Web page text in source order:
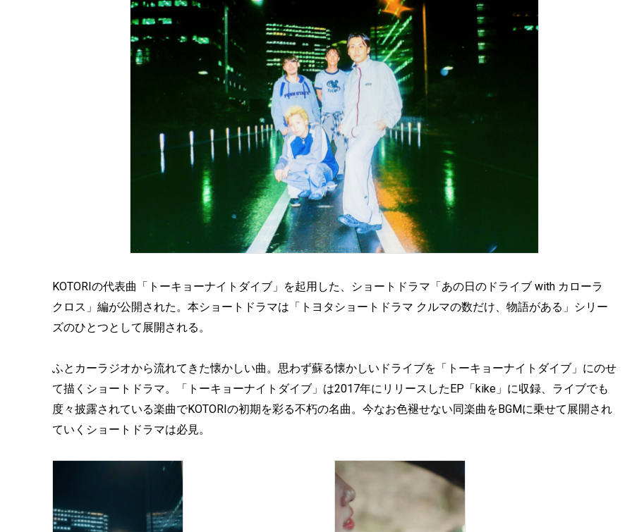
KOTORIの代表曲「トーキョーナイトダイブ」を起用した、ショートドラマ「あの日のドライブ with カローラ
クロス」編が公開された。本ショートドラマは「トヨタショートドラマ クルマの数だけ、物語がある」シリー
ズのひとつとして展開される。
ふとカーラジオから流れてきた懐かしい曲。思わず蘇る懐かしいドライブを「トーキョーナイトダイブ」にのせ
て描くショートドラマ。「トーキョーナイトダイブ」は2017年にリリースしたEP「kike」に収録、ライブでも
度々披露されている楽曲でKOTORIの初期を彩る不朽の名曲。今なお色褪せない同楽曲をBGMに乗せて展開され
ていくショートドラマは必見。